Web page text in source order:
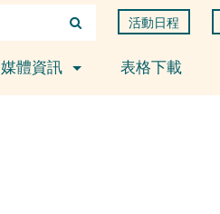
活動日程
媒體資訊 表格下載